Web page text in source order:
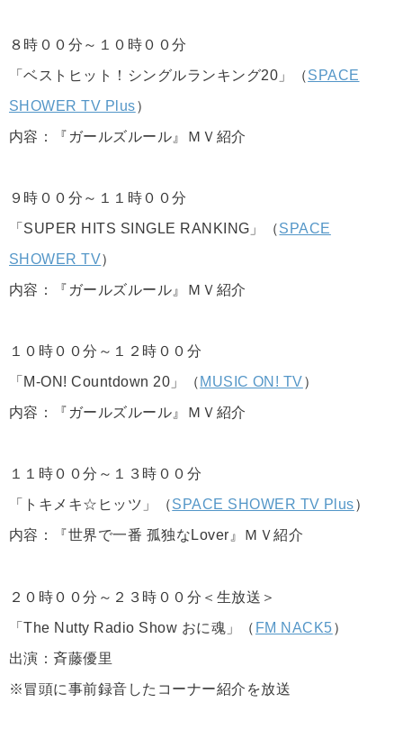
８時００分～１０時００分
「ベストヒット！シングルランキング20」（SPACE
SHOWER TV Plus）
内容：『ガールズルール』ＭＶ紹介
９時００分～１１時００分
「SUPER HITS SINGLE RANKING」（SPACE
SHOWER TV）
内容：『ガールズルール』ＭＶ紹介
１０時００分～１２時００分
「M-ON! Countdown 20」（ MUSIC ON! TV）
内容：『ガールズルール』ＭＶ紹介
１１時００分～１３時００分
「トキメキ☆ヒッツ」（SPACE SHOWER TV Plus）
内容：『世界で一番 孤独なLover』ＭＶ紹介
２０時００分～２３時００分＜生放送＞
「The Nutty Radio Show おに魂」（ FM NACK5）
出演：斉藤優里
※冒頭に事前録音したコーナー紹介を放送